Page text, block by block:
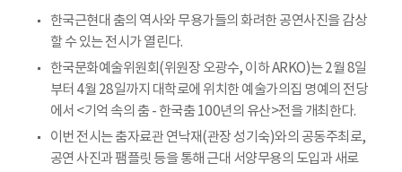
한국근현대 춤의 역사와 무용가들의 화려한 공연사진을 감상
할 수 있는 전시가 열린다.
한국문화예술위원회(위원장 오광수, 이하 ARKO)는 2월 8일
부터 4월 28일까지 대학로에 위치한 예술가의집 명예의 전당
에서 <기억 속의 춤 - 한국춤 100년의 유산>전을 개최한다.
이번 전시는 춤자료관 연낙재(관장 성기숙)와의 공동주최로,
공연 사진과 팸플릿 등을 통해 근대 서양무용의 도입과 새로